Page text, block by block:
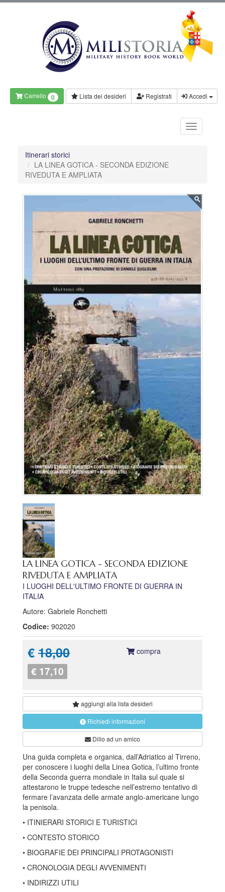
Carrello 0 Lista dei desideri Registrati Accedi
Itinerari storici
LA LINEA GOTICA - SECONDA EDIZIONE
RIVEDUTA E AMPLIATA
LA LINEA GOTICA - SECONDA EDIZIONE
RIVEDUTA E AMPLIATA
I LUOGHI DELL'ULTIMO FRONTE DI GUERRA IN
ITALIA
Autore: Gabriele Ronchetti
Codice: 902020
€18,00
€ 17,10
compra
aggiungi allalista desideri
Richiedi informazioni
Dillo ad un amico
Una guida completa e organica, dall’Adriatico al Tirreno,
per conoscere i luoghi della Linea Gotica, l’ultimo fronte
della Seconda guerra mondiale in Italia sul quale si
attestarono le truppe tedesche nell’estremo tentativo di
fermare l’avanzata delle armate anglo-americane lungo
la penisola.
• ITINIERARI STORICI E TURISTICI
• CONTESTO STORICO
• BIOGRAFIE DEI PRINCIPALI PROTAGONISTI
• CRONOLOGIA DEGLI AVVENIMENTI
• INDIRIZZI UTILI